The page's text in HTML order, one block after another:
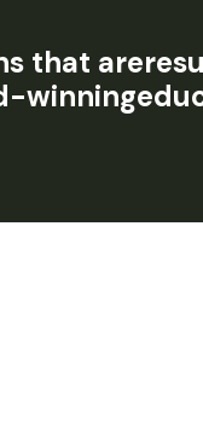
that areresu
-winning